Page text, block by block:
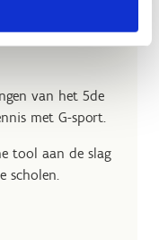
van het 5de
met G-sport.
tool aan de slag
scholen.